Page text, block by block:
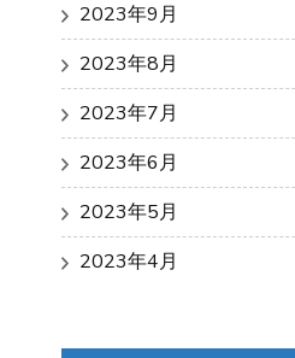
2023年9月
2023年8月
2023年7月
2023年6月
2023年5月
2023年4月